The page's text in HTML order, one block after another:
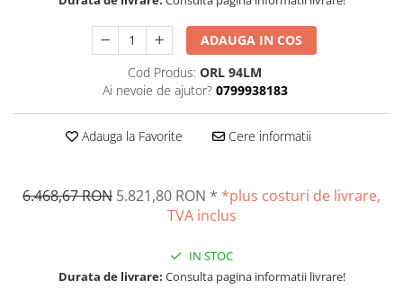
Termometre cu infrarosu
Standuri testare forta
Standuri testare manuala
Standuri testare motorizata
Cleme
Convertor Analog-Digital
Maner
Piulite zimtate si hexagonale
ADAUGA IN COS
Cod Produs: ORL 94LM
Ai nevoie de ajutor? 0799938183
Adauga la Favorite Cere informatii
6.468,67 RON 5.821,80 RON * *plus costuri de livrare,
TVA inclus
IN STOC
Durata de livrare: Consulta pagina informatii livrare!